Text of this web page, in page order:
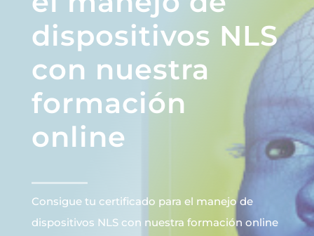
dispositivos NLS
con nuestra
formación
online
Consigue tu certificado para el manejo de
dispositivos NLS con nuestra formación online